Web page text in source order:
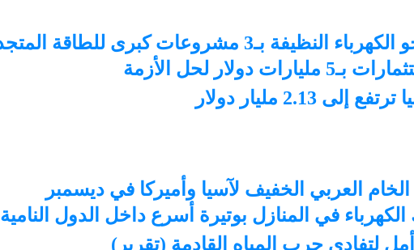
بـ3 مشروعات كبرى للطاقة المتجددة
دولار لحل الأزمة
2.13 مليار دولار
العربي الخفيف لآسيا وأميركا في ديسمبر
في المنازل بوتيرة أسرع داخل الدول النامية
أمل لتفادي حرب المياه القادمة (تقرير)